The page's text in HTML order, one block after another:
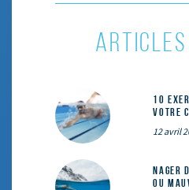
10
votre
12 avril
Nager
ou